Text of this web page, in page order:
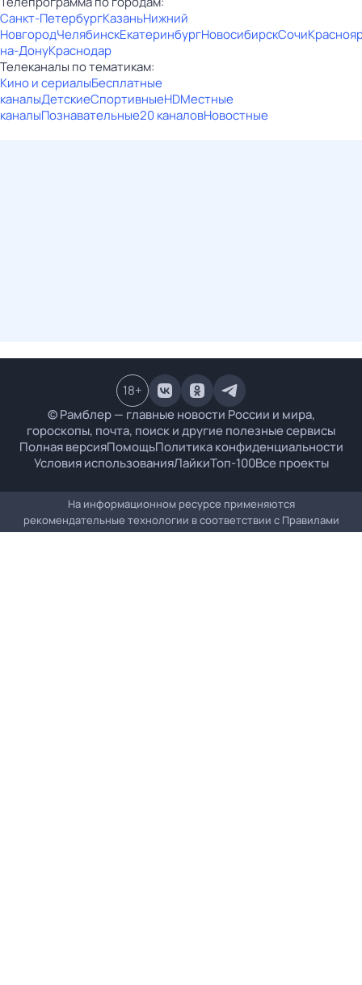
Санкт-ПетербургКазаньНижний
НовгородЧелябинскЕкатеринбургНовосибирскСочи
на-ДонуКраснодар
Телеканалы по тематикам:
Кино и сериалыБесплатные
каналыДетскиеСпортивныеHDМестные
каналыПознавательные20 каналовНовостные
© Рамблер — главные новости России и мира,
гороскопы, почта, поиск и другие полезные сервисы
Полная версияПомощьПолитика конфиденциальности
Условия использованияЛайкиТоп-100Все проекты
18+
На информационном ресурсе применяются
рекомендательные технологии в соответствии с Правилами